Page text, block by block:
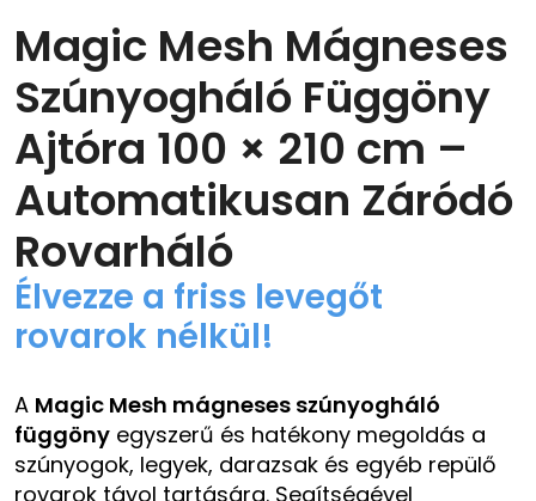
Magic Mesh Mágneses
Szúnyogháló Függöny
Ajtóra 100 × 210 cm –
Automatikusan Záródó
Rovarháló
Élvezze a friss levegőt
rovarok nélkül!
A Magic Mesh mágneses szúnyogháló
függöny egyszerű és hatékony megoldás a
szúnyogok, legyek, darazsak és egyéb repülő
rovarok távol tartására. Segítségével